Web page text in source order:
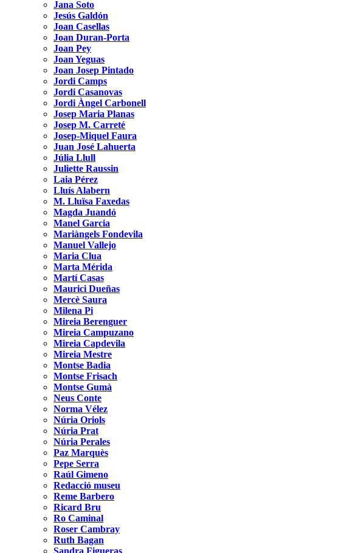
Jana Soto
Jesús Galdón
Joan Casellas
Joan Duran-Porta
Joan Pey
Joan Yeguas
Joan Josep Pintado
Jordi Camps
Jordi Casanovas
Jordi Àngel Carbonell
Josep Maria Planas
Josep M. Carreté
Josep-Miquel Faura
Juan José Lahuerta
Júlia Llull
Juliette Raussin
Laia Pérez
Lluís Alabern
M. Lluïsa Faxedas
Magda Juandó
Manel Garcia
Mariàngels Fondevila
Manuel Vallejo
Maria Clua
Marta Mérida
Martí Casas
Maurici Dueñas
Mercè Saura
Milena Pi
Mireia Berenguer
Mireia Campuzano
Mireia Capdevila
Mireia Mestre
Montse Badia
Montse Frisach
Montse Gumà
Neus Conte
Norma Vélez
Núria Oriols
Núria Prat
Núria Perales
Paz Marquès
Pepe Serra
Raúl Gimeno
Redacció museu
Reme Barbero
Ricard Bru
Ro Caminal
Roser Cambray
Ruth Bagan
Sandra Figueras